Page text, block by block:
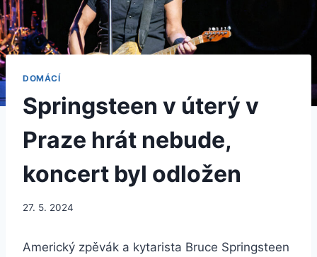
DOMÁCÍ
Springsteen v úterý v
Praze hrát nebude,
koncert byl odložen
27. 5. 2024
Americký zpěvák a kytarista Bruce Springsteen